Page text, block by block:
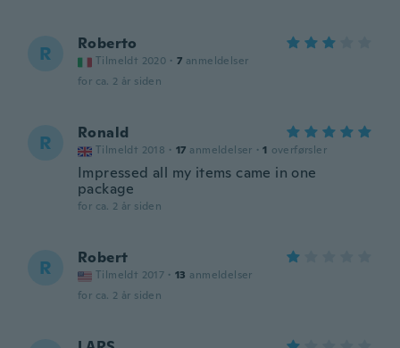
R Roberto
Tilmeldt 2020 · 7 anmeldelser
for ca. 2 år siden
R Ronald
Tilmeldt 2018 · 17 anmeldelser · 1 overførsler
Impressed all my items came in one
package
for ca. 2 år siden
R Robert
Tilmeldt 2017 · 13 anmeldelser
for ca. 2 år siden